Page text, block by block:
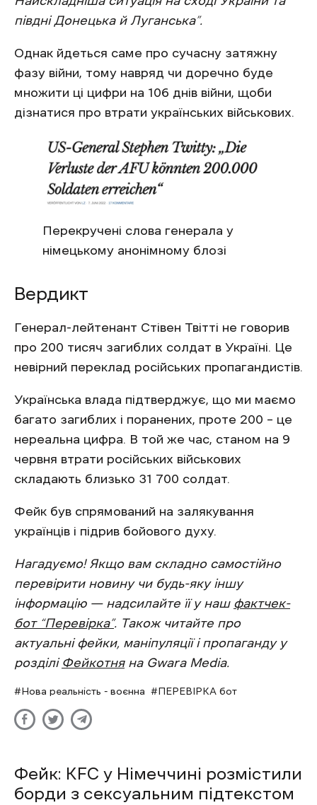
півдні Донецька й Луганська”.
Однак йдеться саме про сучасну затяжну
фазу війни, тому навряд чи доречно буде
множити ці цифри на 106 днів війни, щоби
дізнатися про втрати українських військових.
Перекручені слова генерала у
німецькому анонімному блозі
Вердикт
Генерал-лейтенант Стівен Твітті не говорив
про 200 тисяч загиблих солдат в Україні. Це
невірний переклад російських пропагандистів.
Українська влада підтверджує, що ми маємо
багато загиблих і поранених, проте 200 – це
нереальна цифра. В той же час, станом на 9
червня втрати російських військових
складають близько 31 700 солдат.
Фейк був спрямований на залякування
українців і підрив бойового духу.
Нагадуємо! Якщо вам складно самостійно
перевірити новину чи будь-яку іншу
інформацію — надсилайте її у наш фактчек-
бот “Перевірка”. Також читайте про
актуальні фейки, маніпуляції і пропаганду у
розділі Фейкотняна Gwara Media.
Нова реальність - воєнна ПЕРЕВІРКА бот
Фейк: KFC у Німеччині розмістили
борди з сексуальним підтекстом